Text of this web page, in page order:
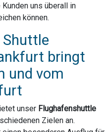
uns überall in
können.
Shuttle
bringt
und vom
unser Flughafenshuttle
Zielen an.